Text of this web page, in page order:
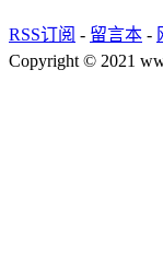
RSS订阅 - 留言本 -
Copyright © 2021